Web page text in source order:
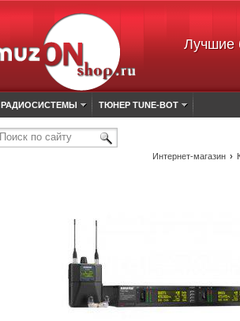
Лучшие
РАДИОСИСТЕМЫ ТЮНЕР TUNE-BOT
Поиск по сайту
Интернет-магазин ›